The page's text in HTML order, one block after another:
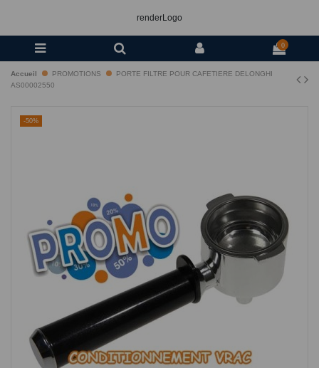
renderLogo
0
Accueil PROMOTIONS
PORTE FILTRE POUR CAFETIERE DELONGHI
AS00002550
-50%